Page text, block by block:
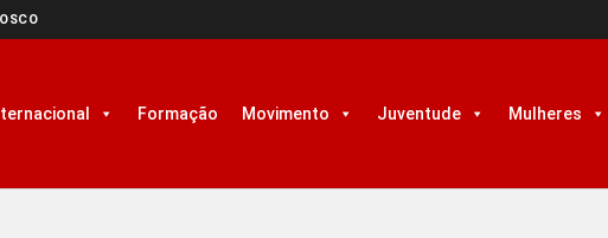
Formação Movimento Juventude Mulheres